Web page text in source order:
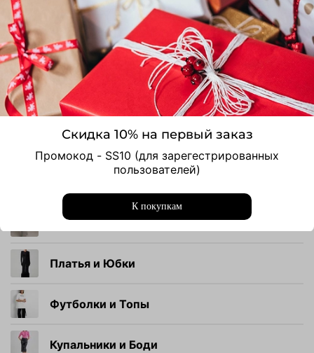
Summer 26
Все товары
Верхняя одежда
Жакеты
Брюки и Шорты
Платья и Юбки
Футболки и Топы
Купальники и Боди
Скидка 10% на первый заказ
Промокод - SS10 (для зарегестрированных
пользователей)
К покупкам